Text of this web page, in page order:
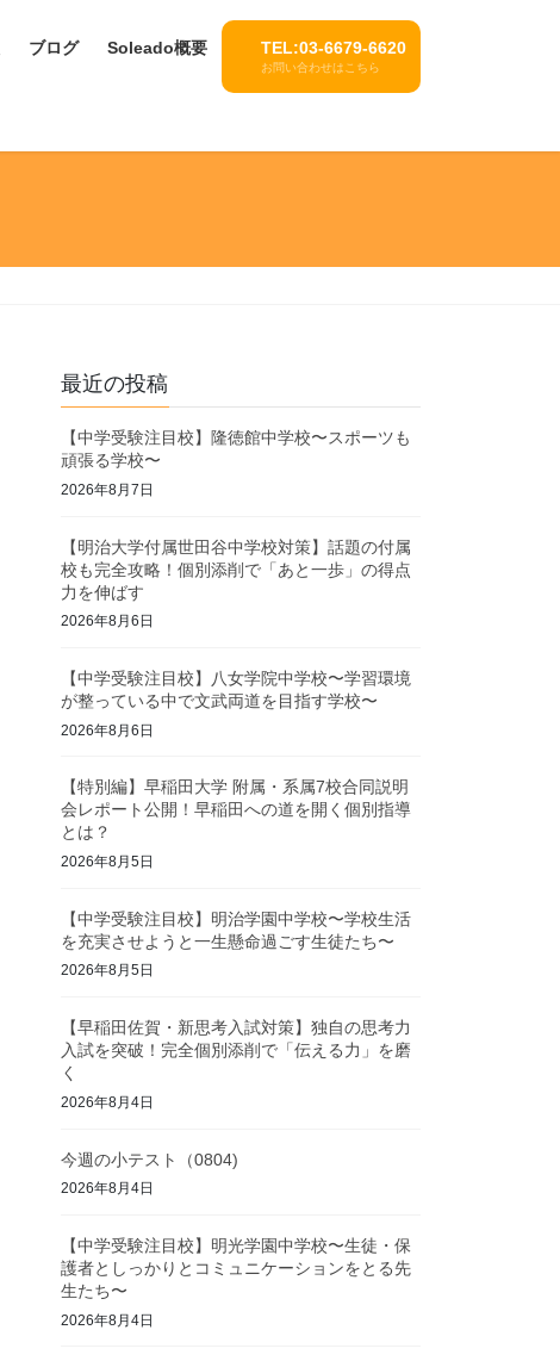
ブログ Soleado概要 TEL:03-6679-6620
お問い合わせはこちら
最近の投稿
【中学受験注目校】隆徳館中学校〜スポーツも
頑張る学校〜
2026年8月7日
【明治大学付属世田谷中学校対策】話題の付属
校も完全攻略！個別添削で「あと一歩」の得点
力を伸ばす
2026年8月6日
【中学受験注目校】八女学院中学校〜学習環境
が整っている中で文武両道を目指す学校〜
2026年8月6日
【特別編】早稲田大学 附属・系属7校合同説明
会レポート公開！早稲田への道を開く個別指導
とは？
2026年8月5日
【中学受験注目校】明治学園中学校〜学校生活
を充実させようと一生懸命過ごす生徒たち〜
2026年8月5日
【早稲田佐賀・新思考入試対策】独自の思考力
入試を突破！完全個別添削で「伝える力」を磨
く
2026年8月4日
今週の小テスト（0804)
2026年8月4日
【中学受験注目校】明光学園中学校〜生徒・保
護者としっかりとコミュニケーションをとる先
生たち〜
2026年8月4日